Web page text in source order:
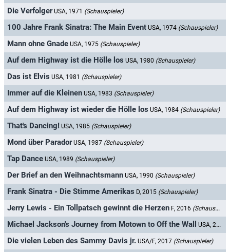
Die Verfolger USA, 1971 (Schauspieler)
100 Jahre Frank Sinatra: The Main Event USA, 1974 (Schauspieler)
Mann ohne Gnade USA, 1975 (Schauspieler)
Auf dem Highway ist die Hölle los USA, 1980 (Schauspieler)
Das ist Elvis USA, 1981 (Schauspieler)
Immer auf die Kleinen USA, 1983 (Schauspieler)
Auf dem Highway ist wieder die Hölle los USA, 1984 (Schauspieler)
That's Dancing! USA, 1985 (Schauspieler)
Mond über Parador USA, 1987 (Schauspieler)
Tap Dance USA, 1989 (Schauspieler)
Der Brief an den Weihnachtsmann USA, 1990 (Schauspieler)
Frank Sinatra - Die Stimme Amerikas D, 2015 (Schauspieler)
Jerry Lewis - Ein Tollpatsch gewinnt die Herzen F, 2016 (Schauspieler)
Michael Jackson's Journey from Motown to Off the Wall USA, 2016
Die vielen Leben des Sammy Davis jr. USA/F, 2017 (Schauspieler)